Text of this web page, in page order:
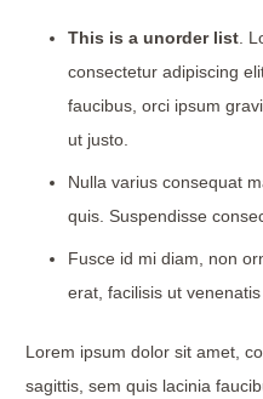
This is a unorder list .
consectetur adipiscing
faucibus, orci ipsum
ut justo.
Nulla varius consequat
quis. Suspendisse
Fusce id mi diam, non
erat, facilisis ut
Lorem ipsum dolor sit amet,
sagittis, sem quis lacinia